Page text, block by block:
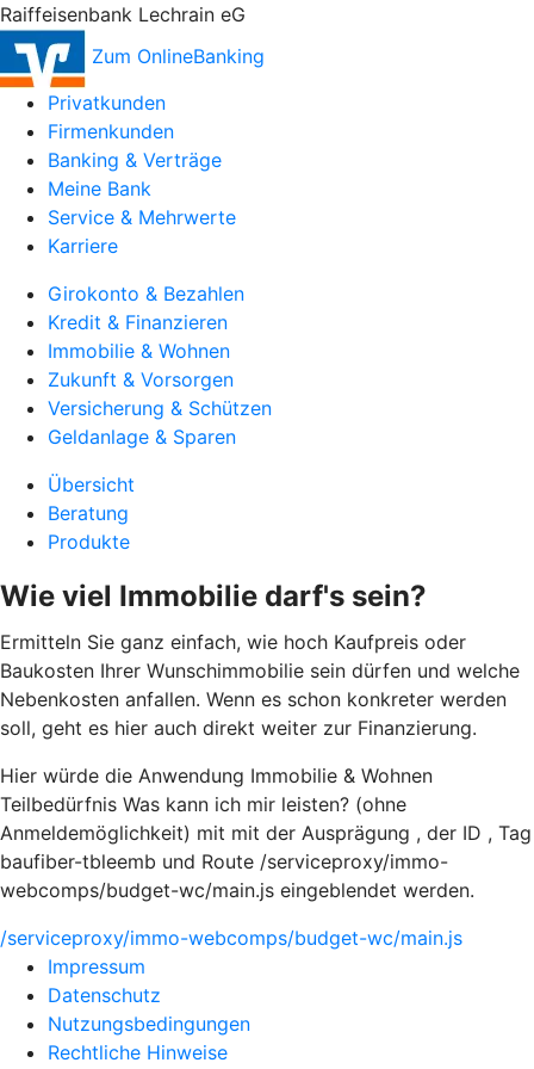
Raiffeisenbank Lechrain eG
Zum OnlineBanking
Privatkunden
Firmenkunden
Banking & Verträge
Meine Bank
Service & Mehrwerte
Karriere
Girokonto & Bezahlen
Kredit & Finanzieren
Immobilie & Wohnen
Zukunft & Vorsorgen
Versicherung & Schützen
Geldanlage & Sparen
Übersicht
Beratung
Produkte
Wie viel Immobilie darf's sein?
Ermitteln Sie ganz einfach, wie hoch Kaufpreis oder
Baukosten Ihrer Wunschimmobilie sein dürfen und welche
Nebenkosten anfallen. Wenn es schon konkreter werden
soll, geht es hier auch direkt weiter zur Finanzierung.
Hier würde die Anwendung Immobilie & Wohnen
Teilbedürfnis Was kann ich mir leisten? (ohne
Anmeldemöglichkeit) mit mit der Ausprägung , der ID , Tag
baufiber-tbleemb und Route /serviceproxy/immo-
webcomps/budget-wc/main.js eingeblendet werden.
/serviceproxy/immo-webcomps/budget-wc/main.js
Impressum
Datenschutz
Nutzungsbedingungen
Rechtliche Hinweise